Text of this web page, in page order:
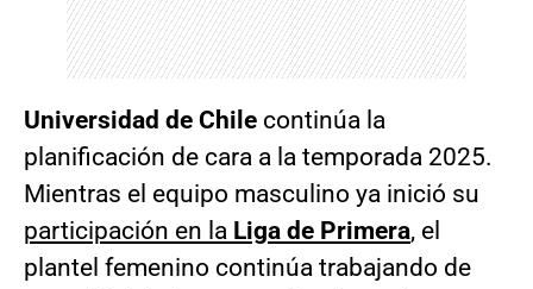
Universidad de Chile continúa la
planificación de cara a la temporada 2025.
Mientras el equipo masculino ya inició su
participación en la Liga de Primera, el
plantel femenino continúa trabajando de